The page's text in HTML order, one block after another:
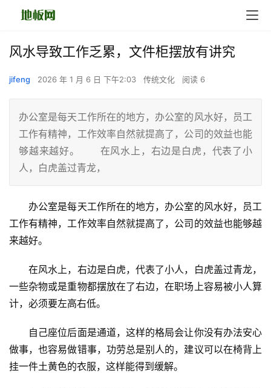
风水导致工作乏累，文件柜摆放有讲究
jifeng 2026 年 1 月 6 日 下午2:03 传统文化 阅读 6
办公室是每天工作所在的地方，办公室的风水好，员工
工作有精神，工作效率自然就提高了，公司的效益也能
够越来越好。 在风水上，右边是白虎，代表了小
人，白虎盖过青龙，
办公室是每天工作所在的地方，办公室的风水好，员工
工作有精神，工作效率自然就提高了，公司的效益也能够越
来越好。
在风水上，右边是白虎，代表了小人，白虎盖过青龙，
一些杂物或是重物都摆放在了右边，在职场上容易被小人算
计，必须要左高右低。
自己座位后面是通道，这样的格局会让你没有办法安心
做事，也容易做错事，功劳总是别人的，建议可以在椅背上
挂一件土黄色的衣服，这样能得到缓解。